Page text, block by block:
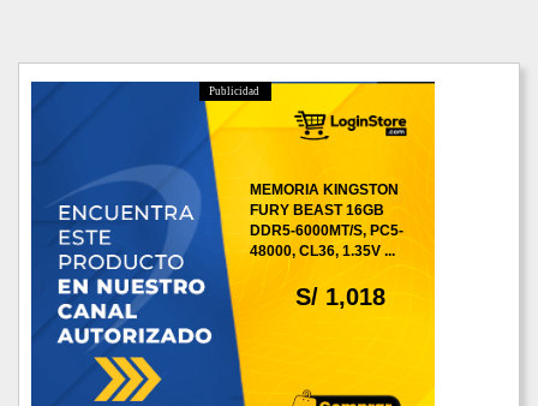
Publicidad
S/ 1,018
MEMORIA KINGSTON
FURY BEAST 16GB
DDR5-6000MT/S, PC5-
48000, CL36, 1.35V ...